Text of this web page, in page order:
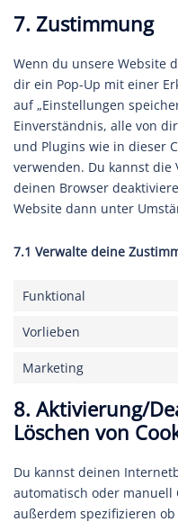
7. Zustimmung
Wenn du unsere Website
dir ein Pop-Up mit einer
auf „Einstellungen
Einverständnis, alle von
und Plugins wie in dieser
verwenden. Du kannst die
deinen Browser
Website dann unter
7.1 Verwalte deine
Funktional
Vorlieben
Marketing
8. Aktivierung/
Löschen von
Du kannst deinen
automatisch oder manuell
außerdem spezifizieren